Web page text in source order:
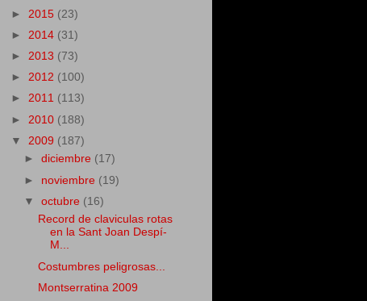
► 2015 (23)
► 2014 (31)
► 2013 (73)
► 2012 (100)
► 2011 (113)
► 2010 (188)
▼ 2009 (187)
►diciembre (17)
► noviembre (19)
▼octubre (16)
Record de claviculas rotas
en la Sant Joan Despí-
M...
Costumbres peligrosas...
Montserratina 2009